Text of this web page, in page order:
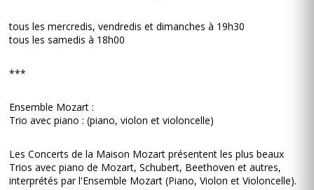
tous les mercredis, vendredis et dimanches à 19h30
tous les samedis à 18h00
***
Ensemble Mozart :
Trio avec piano : (piano, violon et violoncelle)
Les Concerts de la Maison Mozart présentent les plus beaux
Trios avec piano de Mozart, Schubert, Beethoven et autres,
interprétés par l'Ensemble Mozart (Piano, Violon et Violoncelle).